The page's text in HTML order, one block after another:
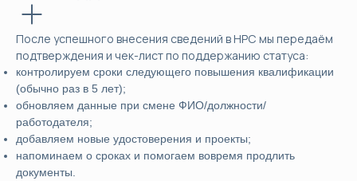
После успешного внесения сведений в НРС мы передаём
подтверждения и чек-лист по поддержанию статуса:
контролируем сроки следующего повышения квалификации
(обычно раз в 5 лет);
обновляем данные при смене ФИО/должности/
работодателя;
добавляем новые удостоверения и проекты;
напоминаем о сроках и помогаем вовремя продлить
документы.